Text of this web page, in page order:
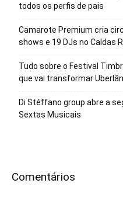
todos os perfis de pais
Camarote Premium cria
shows e 19 DJs no Caldas
Tudo sobre o Festival
que vai transformar
Di Stéffano group abre a
Sextas Musicais
Comentários